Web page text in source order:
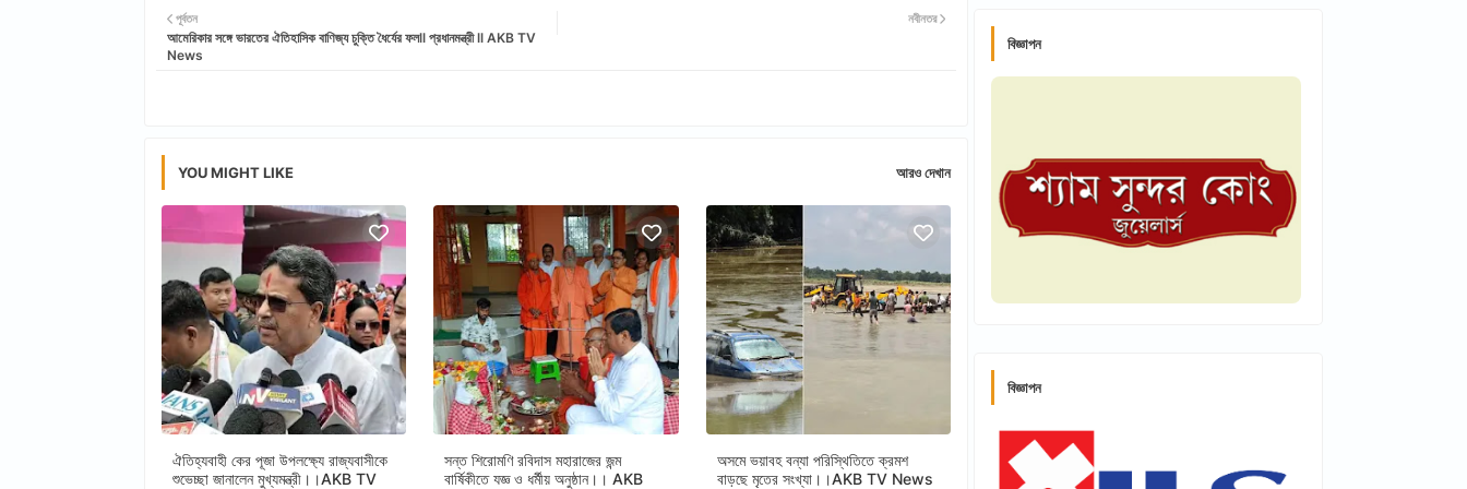
নবীনতর
পূর্বতন
আমেরিকার সঙ্গে ভারতের ঐতিহাসিক বাণিজ্য চুক্তি ধৈর্যের ফলll প্রধানমন্ত্রী ll AKB TV
News
YOU MIGHT LIKE আরও দেখান
ঐতিহ্যবাহী কের পূজা উপলক্ষ্যে রাজ্যবাসীকে
শুভেচ্ছা জানালেন মুখ্যমন্ত্রী।।AKB TV
সন্ত শিরোমণি রবিদাস মহারাজের জন্ম
বার্ষিকীতে যজ্ঞ ও ধর্মীয় অনুষ্ঠান।। AKB
অসমে ভয়াবহ বন্যা পরিস্থিতিতে ক্রমশ
বাড়ছে মৃতের সংখ্যা।।AKB TV News
বিজ্ঞাপন
বিজ্ঞাপন